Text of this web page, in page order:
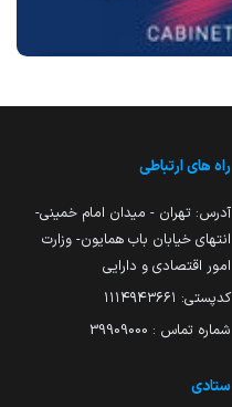
راه های ارتباطی
آدرس: تهران - میدان امام خمینی-
انتهای خیابان باب همایون- وزارت
امور اقتصادی و دارایی
کدپستی: ۱۱۱۴۹۴۳۶۶۱
شماره تماس : 39909000
ستادی